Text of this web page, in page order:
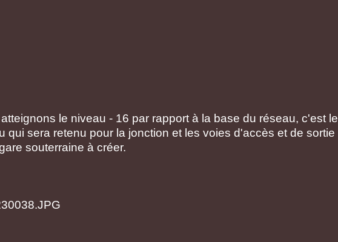
le niveau - 16 par rapport à la base du réseau, c'est le
qui sera retenu pour la jonction et les voies d'accès et de sortie
souterraine à créer.